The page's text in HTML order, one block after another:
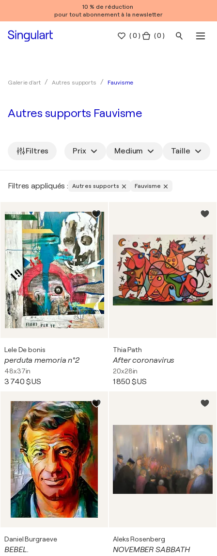
10 % de réduction
pour tout abonnement à la newsletter
(0 ) ( 0 )
Galerie d'art Autres supports Fauvisme
Autres supports Fauvisme
Filtres Prix Medium Taille
Filtres appliqués : Autres supports Fauvisme
Lele De bonis
perduta memoria n°2
48x37in
3 740 $US
Thia Path
After coronavirus
20x28in
1 850 $US
Daniel Burgraeve
BEBEL.
Aleks Rosenberg
NOVEMBER SABBATH